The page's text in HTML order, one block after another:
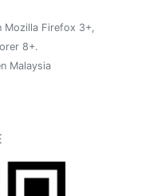
Mozilla Firefox 3+,
8+.
Malaysia